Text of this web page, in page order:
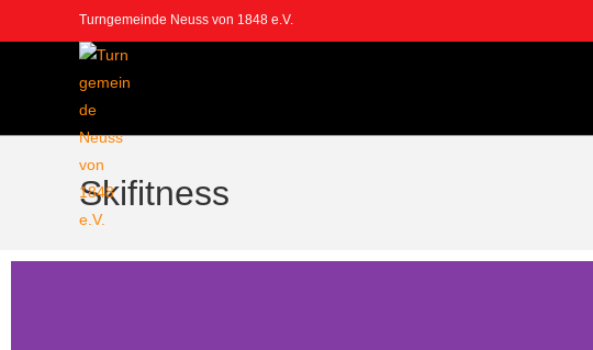
Turngemeinde Neuss von 1848 e.V.
Skifitness